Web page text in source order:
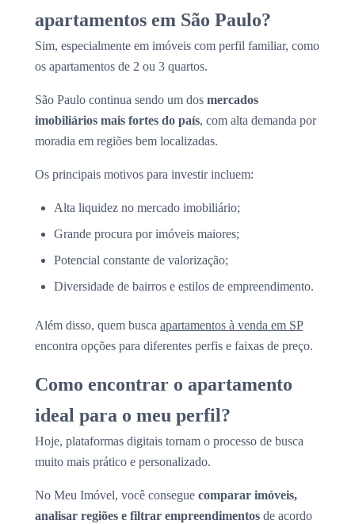
apartamentos em São Paulo?
Sim, especialmente em imóveis com perfil familiar, como
os apartamentos de 2 ou 3 quartos.
São Paulo continua sendo um dos mercados
imobiliários mais fortes do país, com alta demanda por
moradia em regiões bem localizadas.
Os principais motivos para investir incluem:
Alta liquidez no mercado imobiliário;
Grande procura por imóveis maiores;
Potencial constante de valorização;
Diversidade de bairros e estilos de empreendimento.
Além disso, quem busca apartamentos à venda em SP
encontra opções para diferentes perfis e faixas de preço.
Como encontrar o apartamento
ideal para o meu perfil?
Hoje, plataformas digitais tornam o processo de busca
muito mais prático e personalizado.
No Meu Imóvel, você consegue comparar imóveis,
analisar regiões e filtrar empreendimentos de acordo